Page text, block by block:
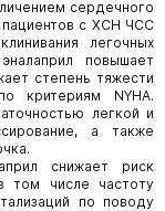
сердечного
с ХСН ЧСС
легочных
повышает
степень тяжести
критериям NYHA.
легкой и
а также
снижает риск
том числе частоту
по поводу